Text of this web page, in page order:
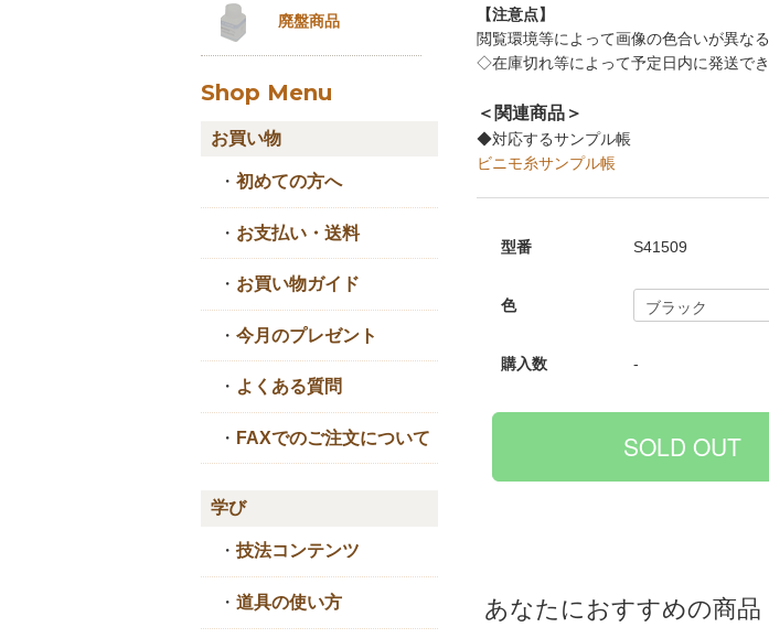
【注意点】
閲覧環境等によって画像の色合いが異な
◇在庫切れ等によって予定日内に発送で
＜関連商品＞
◆対応するサンプル帳
ビニモ糸サンプル帳
型番 S41509
色
購入数 -
あなたにおすすめの商品
廃盤商品
Shop Menu
お買い物
・ 初めての方へ
・ お支払い・送料
・ お買い物ガイド
・ 今月のプレゼント
・ よくある質問
・ FAXでのご注文について
学び
・ 技法コンテンツ
・ 道具の使い方